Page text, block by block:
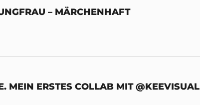
– MÄRCHENHAFT
MEIN ERSTES COLLAB MIT @KEEVISUAL